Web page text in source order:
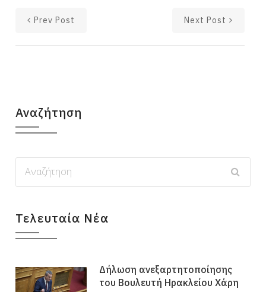
Prev Post Next Post
Αναζήτηση
Τελευταία Νέα
Δήλωση ανεξαρτητοποίησης
του Βουλευτή Ηρακλείου Χάρη